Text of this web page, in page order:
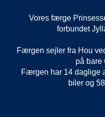
Vores færge
forbundet
Færgen sejler fra Hou
på bare
Færgen har 14 daglige
biler og